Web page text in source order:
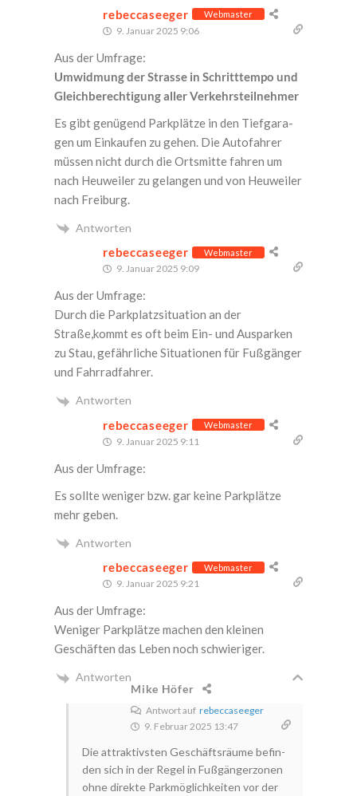
rebeccaseeger Webmaster
9. Januar 2025 9:06
Aus der Umfrage:
Umwid­mung der Stras­se in Schritt­tem­po und
Gleich­be­rech­ti­gung aller Verkehrsteilnehmer
Es gibt genü­gend Park­plät­ze in den Tief­ga­ra­
gen um Ein­kau­fen zu gehen. Die Auto­fah­rer
müs­sen nicht durch die Orts­mit­te fah­ren um
nach Heu­wei­ler zu gelan­gen und von Heu­wei­ler
nach Freiburg.
Antworten
rebeccaseeger Webmaster
9. Januar 2025 9:09
Aus der Umfrage:
Durch die Park­platz­si­tua­ti­on an der
Straße,kommt es oft beim Ein- und Aus­par­ken
zu Stau, gefähr­li­che Situa­tio­nen für Fuß­gän­ger
und Fahrradfahrer.
Antworten
rebeccaseeger Webmaster
9. Januar 2025 9:11
Aus der Umfrage:
Es soll­te weni­ger bzw. gar kei­ne Park­plät­ze
mehr geben.
Antworten
rebeccaseeger Webmaster
9. Januar 2025 9:21
Aus der Umfrage:
Weni­ger Park­plät­ze machen den klei­nen
Geschäf­ten das Leben noch schwieriger.
Antworten
Mike Höfer
Antwort aufrebeccaseeger
9. Februar 2025 13:47
Die attrak­tivs­ten Geschäfts­räu­me befin­
den sich in der Regel in Fuß­gän­ger­zo­nen
ohne direk­te Park­mög­lich­kei­ten vor der